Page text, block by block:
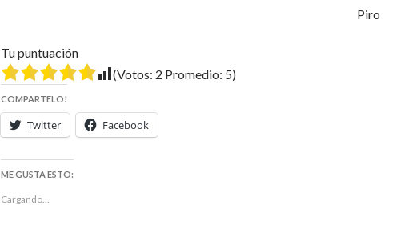
Piro
Tu puntuación
(Votos: 2 Promedio: 5)
COMPARTELO!
Twitter Facebook
ME GUSTA ESTO:
Cargando...